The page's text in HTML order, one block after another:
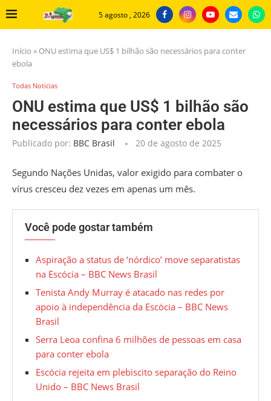
5 agosto , 2026
Início » ONU estima que US$ 1 bilhão são necessários para conter
ebola
Todas Noticias
ONU estima que US$ 1 bilhão são
necessários para conter ebola
Publicado por: BBC Brasil 20 de agosto de 2025
Segundo Nações Unidas, valor exigido para combater o
vírus cresceu dez vezes em apenas um mês.
Você pode gostar também
Aspiração a status de ‘nórdico’ move separatistas
na Escócia – BBC News Brasil
Tenista Andy Murray é atacado nas redes por
apoio à independência da Escócia – BBC News
Brasil
Serra Leoa confina 6 milhões de pessoas em casa
para conter ebola
Escócia rejeita em plebiscito separação do Reino
Unido – BBC News Brasil